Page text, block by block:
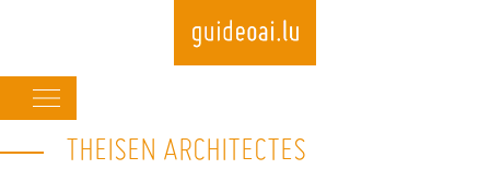
Skip
navigation
THEISEN ARCHITECTES